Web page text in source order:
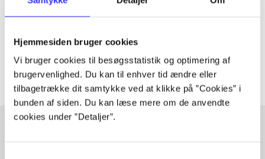
Hjemmesiden bruger cookies
Vi bruger cookies til besøgsstatistik og optimering af
brugervenlighed. Du kan til enhver tid ændre eller
tilbagetrække dit samtykke ved at klikke på ”Cookies” i
bunden af siden. Du kan læse mere om de anvendte
cookies under ”Detaljer”.
lorem ipsum dolor sit amet ...
Artiklerne i handler ofte om